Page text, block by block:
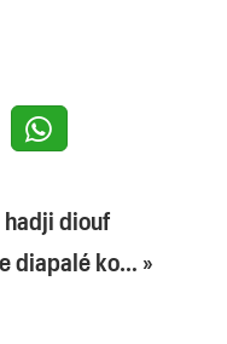
hadji diouf
diapalé ko… »